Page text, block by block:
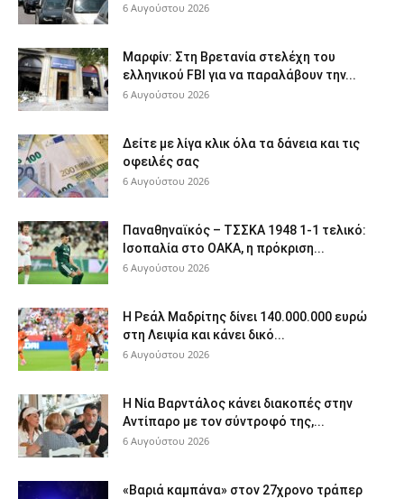
6 Αυγούστου 2026
Μαρφίν: Στη Βρετανία στελέχη του
ελληνικού FBI για να παραλάβουν την...
6 Αυγούστου 2026
Δείτε με λίγα κλικ όλα τα δάνεια και τις
οφειλές σας
6 Αυγούστου 2026
Παναθηναϊκός – ΤΣΣΚΑ 1948 1-1 τελικό:
Ισοπαλία στο ΟΑΚΑ, η πρόκριση...
6 Αυγούστου 2026
Η Ρεάλ Μαδρίτης δίνει 140.000.000 ευρώ
στη Λειψία και κάνει δικό...
6 Αυγούστου 2026
Η Νία Βαρντάλος κάνει διακοπές στην
Αντίπαρο με τον σύντροφό της,...
6 Αυγούστου 2026
«Βαριά καμπάνα» στον 27χρονο τράπερ